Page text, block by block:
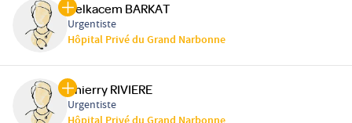
Belkacem BARKAT
Urgentiste
Hôpital Privé du Grand Narbonne
Thierry RIVIERE
Urgentiste